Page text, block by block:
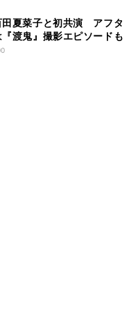
田夏菜子と初共演 アフタ
渡鬼』撮影エピソードも